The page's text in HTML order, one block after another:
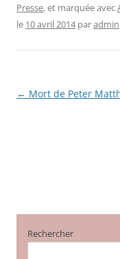
Presse, et marquée avec
le 10 avril 2014 paradmin
Navigation
← Mort de Peter
Rechercher